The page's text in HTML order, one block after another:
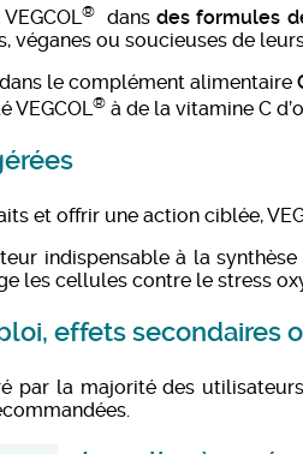
VEGCOL® dansdes formules
véganes ou soucieuses de
le complément alimentaire
VEGCOL® à de la vitamine C
et offrir une action ciblée,
indispensable à la
les cellules contre le stress
effets secondaires
par la majorité des